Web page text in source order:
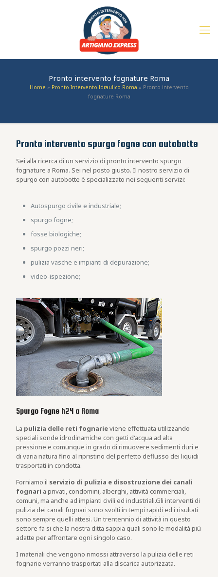
Pronto intervento fognature Roma
Home » Pronto Intervento Idraulico Roma » Pronto intervento
fognature Roma
Pronto intervento spurgo fogne con autobotte
Sei alla ricerca di un servizio di pronto intervento spurgo
fognature a Roma. Sei nel posto giusto. Il nostro servizio di
spurgo con autobotte è specializzato nei seguenti servizi:
Autospurgo civile e industriale;
spurgo fogne;
fosse biologiche;
spurgo pozzi neri;
pulizia vasche e impianti di depurazione;
video-ispezione;
Spurgo Fogne h24 a Roma
La pulizia delle reti fognarieviene effettuata utilizzando
speciali sonde idrodinamiche con getti d'acqua ad alta
pressione e comunque in grado di rimuovere sedimenti duri e
di varia natura fino al ripristino del perfetto deflusso dei liquidi
trasportati in condotta.
Forniamo il servizio di pulizia e disostruzione dei canali
fognari a privati, condomini, alberghi, attività commerciali,
comuni, ma anche ad impianti civili ed industriali.Gli interventi di
pulizia dei canali fognari sono svolti in tempi rapidi ed i risultati
sono sempre quelli attesi. Un trentennio di attività in questo
settore fa si che la nostra ditta sappia quali sono le modalità più
adatte per affrontare ogni singolo caso.
I materiali che vengono rimossi attraverso la pulizia delle reti
fognarie verranno trasportati alla discarica autorizzata.